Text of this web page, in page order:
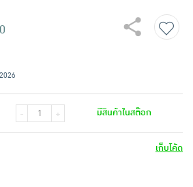
- + มีสินค้าในสต๊อก
เก็บโค้ด